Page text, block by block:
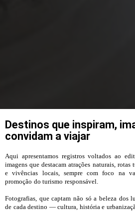
Destinos que inspiram,
convidam a viajar
Aqui apresentamos registros voltados ao
imagens que destacam atrações naturais,
e vivências locais, sempre com foco na
promoção do turismo responsável.
Fotografias, que captam não só a beleza dos
de cada destino — cultura, história e